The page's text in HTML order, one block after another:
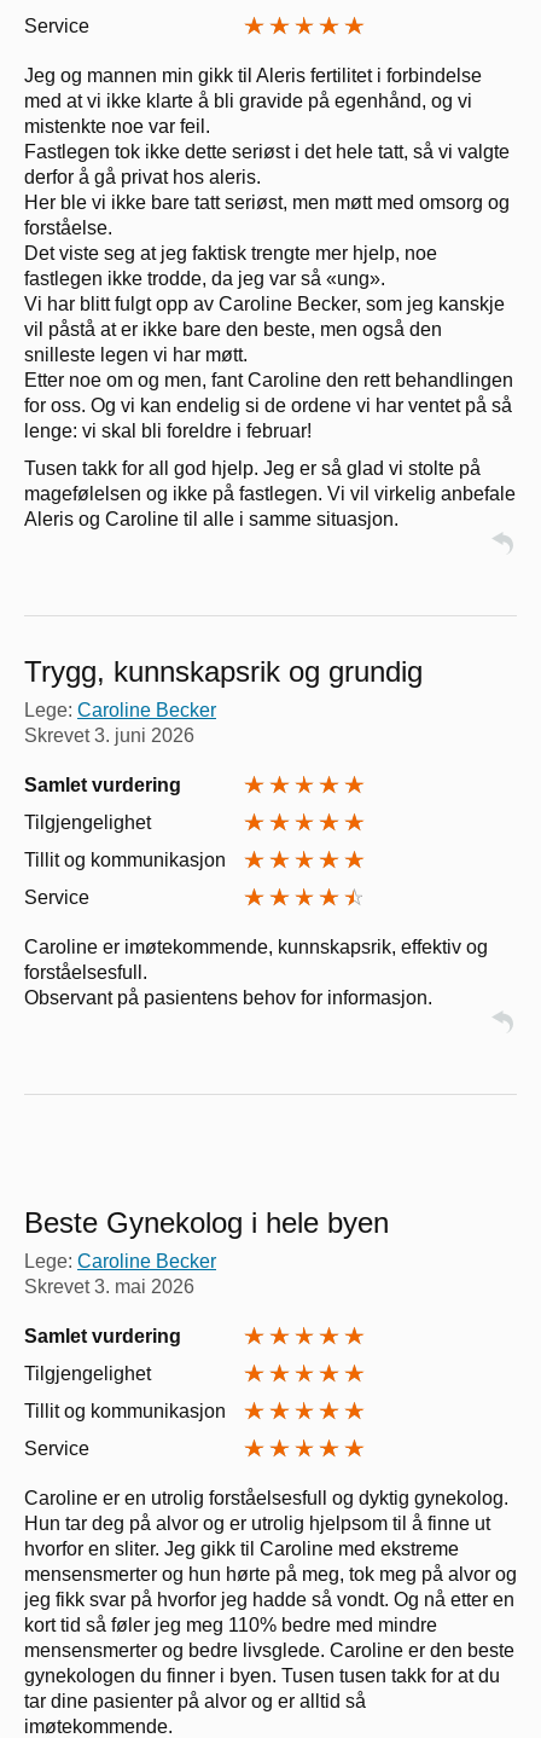
Service
Jeg og mannen min gikk til Aleris fertilitet i forbindelse
med at vi ikke klarte å bli gravide på egenhånd, og vi
mistenkte noe var feil.
Fastlegen tok ikke dette seriøst i det hele tatt, så vi valgte
derfor å gå privat hos aleris.
Her ble vi ikke bare tatt seriøst, men møtt med omsorg og
forståelse.
Det viste seg at jeg faktisk trengte mer hjelp, noe
fastlegen ikke trodde, da jeg var så «ung».
Vi har blitt fulgt opp av Caroline Becker, som jeg kanskje
vil påstå at er ikke bare den beste, men også den
snilleste legen vi har møtt.
Etter noe om og men, fant Caroline den rett behandlingen
for oss. Og vi kan endelig si de ordene vi har ventet på så
lenge: vi skal bli foreldre i februar!
Tusen takk for all god hjelp. Jeg er så glad vi stolte på
magefølelsen og ikke på fastlegen. Vi vil virkelig anbefale
Aleris og Caroline til alle i samme situasjon.
Trygg, kunnskapsrik og grundig
Lege: Caroline Becker
Skrevet3. juni 2026
Samlet vurdering
Tilgjengelighet
Tillit og kommunikasjon
Service
Caroline er imøtekommende, kunnskapsrik, effektiv og
forståelsesfull.
Observant på pasientens behov for informasjon.
Beste Gynekolog i hele byen
Lege: Caroline Becker
Skrevet3. mai 2026
Samlet vurdering
Tilgjengelighet
Tillit og kommunikasjon
Service
Caroline er en utrolig forståelsesfull og dyktig gynekolog.
Hun tar deg på alvor og er utrolig hjelpsom til å finne ut
hvorfor en sliter. Jeg gikk til Caroline med ekstreme
mensensmerter og hun hørte på meg, tok meg på alvor og
jeg fikk svar på hvorfor jeg hadde så vondt. Og nå etter en
kort tid så føler jeg meg 110% bedre med mindre
mensensmerter og bedre livsglede. Caroline er den beste
gynekologen du finner i byen. Tusen tusen takk for at du
tar dine pasienter på alvor og er alltid så
imøtekommende.